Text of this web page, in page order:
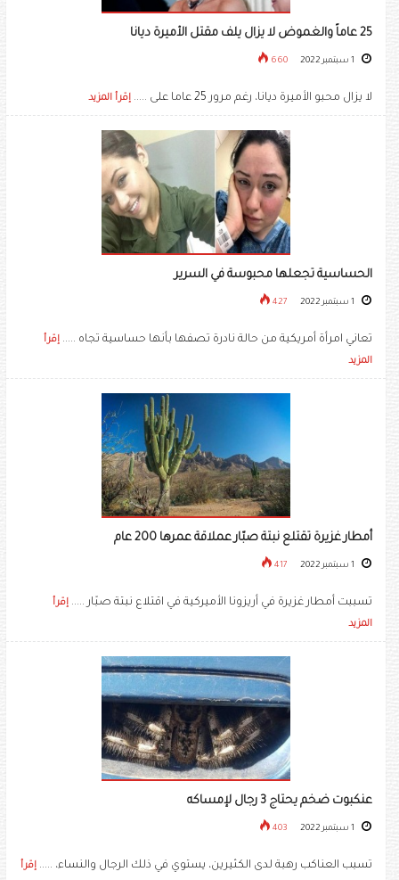
25 عاماً والغموض لا يزال يلف مقتل الأميرة ديانا
660
لا يزال محبو الأميرة ديانا، رغم مرور 25 عاما على ..... إقرأ المزيد
الحساسية تجعلها محبوسة في السرير
427
تعاني امرأة أمريكية من حالة نادرة تصفها بأنها حساسية تجاه ..... إقرأ
المزيد
أمطار غزيرة تقتلع نبتة صبّار عملاقة عمرها 200 عام
417
تسببت أمطار غزيرة في أريزونا الأميركية في اقتلاع نبتة صبّار ..... إقرأ
المزيد
عنكبوت ضخم يحتاج 3 رجال لإمساكه
403
تسبب العناكب رهبة لدى الكثيرين، يستوي في ذلك الرجال والنساء، ..... إقرأ